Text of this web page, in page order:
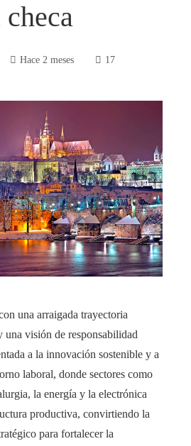
Hace 2 meses 17
una arraigada trayectoria
visión de responsabilidad
a la innovación sostenible y a
laboral, donde sectores como
la energía y la electrónica
productiva, convirtiendo la
para fortalecer la